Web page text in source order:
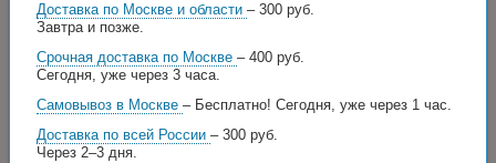
Доставка по Москве и области – 300 руб.
Завтра и позже.
Срочная доставка по Москве – 400 руб.
Сегодня, уже через 3 часа.
Самовывоз в Москве – Бесплатно! Сегодня, уже через 1 час.
Доставка по всей России – 300 руб.
Через 2–3 дня.